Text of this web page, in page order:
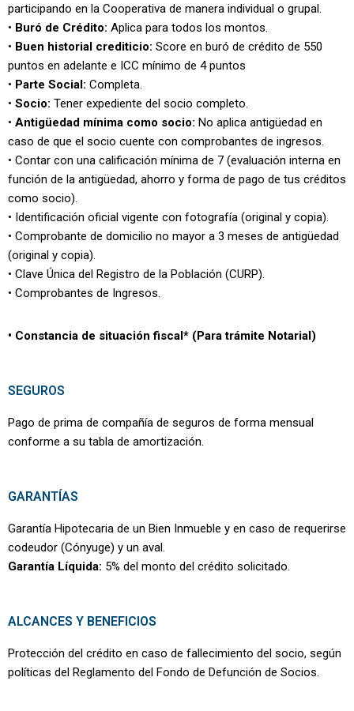
participando en la Cooperativa de manera individual o grupal.
• Buró de Crédito: Aplica para todos los montos.
• Buen historial crediticio: Score en buró de crédito de 550
puntos en adelante e ICC mínimo de 4 puntos
• Parte Social: Completa.
• Socio: Tener expediente del socio completo.
• Antigüedad mínima como socio: No aplica antigüedad en
caso de que el socio cuente con comprobantes de ingresos.
• Contar con una calificación mínima de 7 (evaluación interna en
función de la antigüedad, ahorro y forma de pago de tus créditos
como socio).
• Identificación oficial vigente con fotografía (original y copia).
• Comprobante de domicilio no mayor a 3 meses de antigüedad
(original y copia).
• Clave Única del Registro de la Población (CURP).
• Comprobantes de Ingresos.
• Constancia de situación fiscal* (Para trámite Notarial)
SEGUROS
Pago de prima de compañía de seguros de forma mensual
conforme a su tabla de amortización.
GARANTÍAS
Garantía Hipotecaria de un Bien Inmueble y en caso de requerirse
codeudor (Cónyuge) y un aval.
Garantía Líquida: 5% del monto del crédito solicitado.
ALCANCES Y BENEFICIOS
Protección del crédito en caso de fallecimiento del socio, según
políticas del Reglamento del Fondo de Defunción de Socios.